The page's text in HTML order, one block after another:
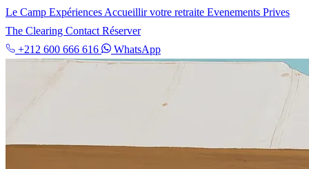
Le Camp Expériences Accueillir votre retraite Evenements Prives
The Clearing Contact Réserver
+212 600 666 616
WhatsApp